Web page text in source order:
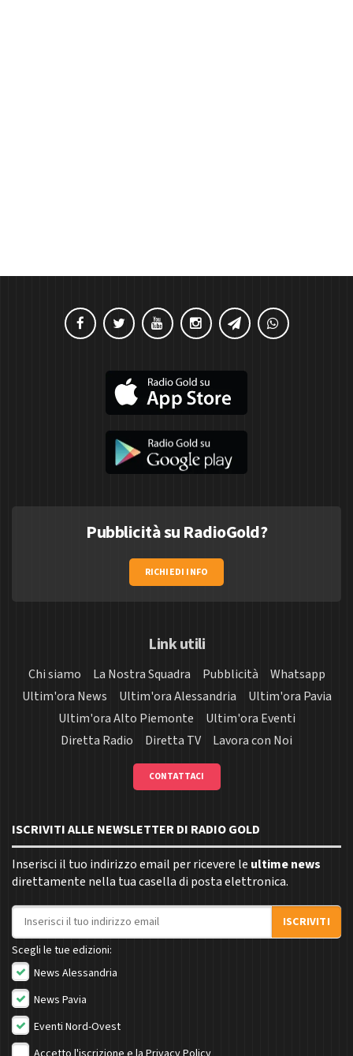
Pubblicità su RadioGold?
RICHIEDI INFO
Link utili
Chi siamo La Nostra Squadra Pubblicità
Whatsapp
Ultim'ora News
Ultim'ora Alessandria
Ultim'ora Pavia
Ultim'ora Alto Piemonte
Ultim'ora Eventi
Diretta Radio
Diretta TV Lavora con Noi
CONTATTACI
ISCRIVITI ALLE NEWSLETTER DI RADIO GOLD
Inserisci il tuo indirizzo email per ricevere le ultime news
direttamente nella tua casella di posta elettronica.
Indirizzo email
ISCRIVITI
Scegli le tue edizioni:
News Alessandria
News Pavia
Eventi Nord-Ovest